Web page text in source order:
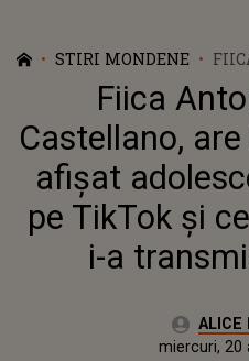
STIRI MONDENE
S-A
ANI
Fiica
Castellano,
afișat
pe TikTok și
i-a
Autor:ALICE
Publicat:
miercuri, 20